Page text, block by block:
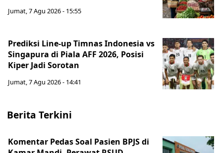
Jumat, 7 Agu 2026 - 15:55
Prediksi Line-up Timnas Indonesia vs
Singapura di Piala AFF 2026, Posisi
Kiper Jadi Sorotan
Jumat, 7 Agu 2026 - 14:41
Berita Terkini
Komentar Pedas Soal Pasien BPJS di